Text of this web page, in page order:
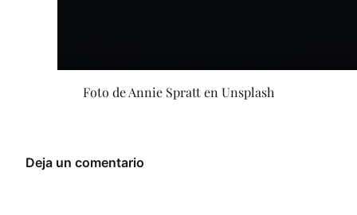
Foto de Annie Spratt en Unsplash
Deja un comentario